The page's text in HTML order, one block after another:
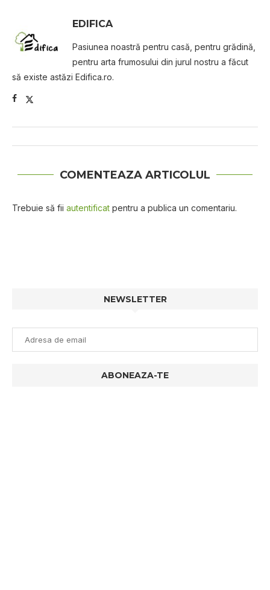
EDIFICA
Pasiunea noastră pentru casă, pentru grădină,
pentru arta frumosului din jurul nostru a făcut
să existe astăzi Edifica.ro.
COMENTEAZA ARTICOLUL
Trebuie să fii autentificat pentru a publica un comentariu.
NEWSLETTER